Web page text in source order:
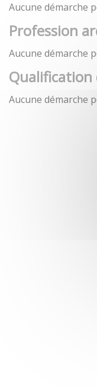
Aucune démarche
Profession
Aucune démarche
Qualification
Aucune démarche